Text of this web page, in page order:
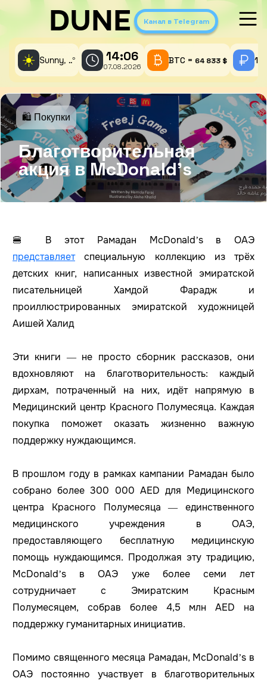
DUNE Канал в Telegram
☀️ Sunny, ..° 14:06
07.08.2026
BTC = 64 833 $ 1
Благотворительная
акция в McDonald’s
🛍 Покупки
🍔 В этот Рамадан McDonald’s в ОАЭ
представляетспециальную коллекцию из трёх
детских книг, написанных известной эмиратской
писательницей Хамдой Фарадж и
проиллюстрированных эмиратской художницей
Аишей Халид
Эти книги — не просто сборник рассказов, они
вдохновляют на благотворительность: каждый
дирхам, потраченный на них, идёт напрямую в
Медицинский центр Красного Полумесяца. Каждая
покупка поможет оказать жизненно важную
поддержку нуждающимся.
В прошлом году в рамках кампании Рамадан было
собрано более 300 000 AED для Медицинского
центра Красного Полумесяца — единственного
медицинского учреждения в ОАЭ,
предоставляющего бесплатную медицинскую
помощь нуждающимся. Продолжая эту традицию,
McDonald’s в ОАЭ уже более семи лет
сотрудничает с Эмиратским Красным
Полумесяцем, собрав более 4,5 млн AED на
поддержку гуманитарных инициатив.
Помимо священного месяца Рамадан, McDonald’s в
ОАЭ постоянно участвует в благотворительных